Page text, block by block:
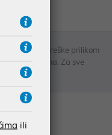
proizvoda, greške prilikom
artiklima. Za sve
ili